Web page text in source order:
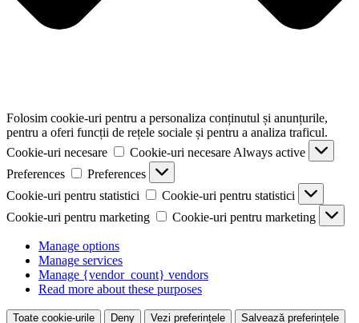
Folosim cookie-uri pentru a personaliza conținutul și anunțurile,
pentru a oferi funcții de rețele sociale și pentru a analiza traficul.
Cookie-uri necesare
Cookie-uri necesare Always active
Preferences
Preferences
Cookie-uri pentru statistici
Cookie-uri pentru statistici
Cookie-uri pentru marketing
Cookie-uri pentru marketing
Manage options
Manage services
Manage {vendor_count} vendors
Read more about these purposes
Toate cookie-urile Deny Vezi preferințele Salvează preferințele